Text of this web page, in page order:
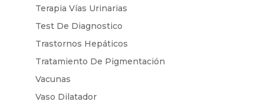
Terapia Vías Urinarias
Test De Diagnostico
Trastornos Hepáticos
Tratamiento De Pigmentación
Vacunas
Vaso Dilatador